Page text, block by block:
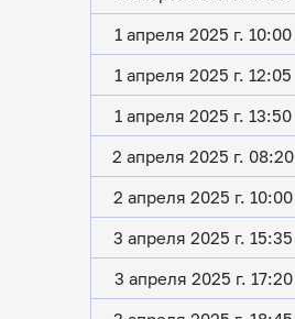
1 апреля 2025 г. 10:00
1 апреля 2025 г. 12:05
1 апреля 2025 г. 13:50
2 апреля 2025 г. 08:20
2 апреля 2025 г. 10:00
3 апреля 2025 г. 15:35
3 апреля 2025 г. 17:20